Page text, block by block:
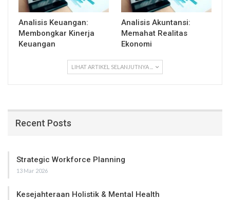
Analisis Keuangan:
Membongkar Kinerja
Keuangan
Analisis Akuntansi:
Memahat Realitas
Ekonomi
LIHAT ARTIKEL SELANJUTNYA ...
Recent Posts
Strategic Workforce Planning
13 Mar 2026
Kesejahteraan Holistik & Mental Health